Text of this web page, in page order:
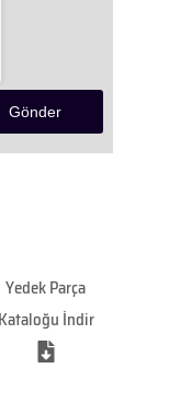
Yedek Parça
Kataloğu İndir